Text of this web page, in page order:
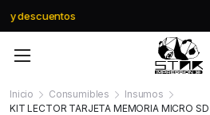
Envio gratis a partir
Inicio Consumibles
Insumos
KIT LECTOR TARJETA MEMORIA MICRO